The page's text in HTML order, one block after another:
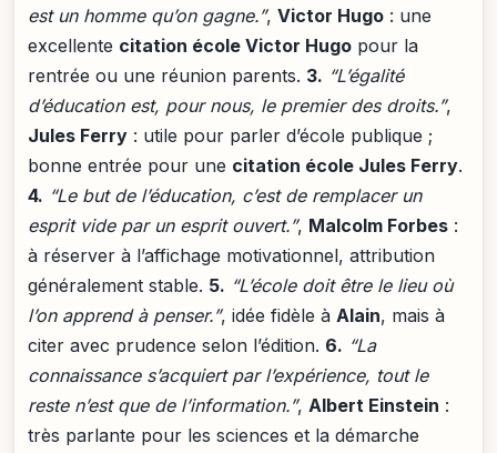
est un homme qu’on gagne.”, Victor Hugo : une
excellente citation école Victor Hugo pour la
rentrée ou une réunion parents. 3. “L’égalité
d’éducation est, pour nous, le premier des droits.”,
Jules Ferry : utile pour parler d’école publique ;
bonne entrée pour une citation école Jules Ferry.
4. “Le but de l’éducation, c’est de remplacer un
esprit vide par un esprit ouvert.”, Malcolm Forbes :
à réserver à l’affichage motivationnel, attribution
généralement stable. 5. “L’école doit être le lieu où
l’on apprend à penser.”, idée fidèle à Alain, mais à
citer avec prudence selon l’édition. 6. “La
connaissance s’acquiert par l’expérience, tout le
reste n’est que de l’information.”, Albert Einstein :
très parlante pour les sciences et la démarche